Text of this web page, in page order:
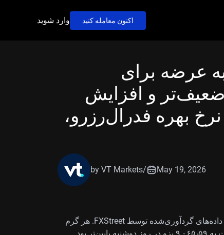
اکنون معامله کنید وارد شوید
عرضه برای
ضعیف‌تر و افزایش
بهره فدرال‌رزرو،
by VT Markets/ May 19, 2026
قیمت طلا در فیلیپین روز سه‌شنبه کاهش یافت؛ بر اساس داده‌های گردآوری‌شده توسط FXStreet. هر گرم